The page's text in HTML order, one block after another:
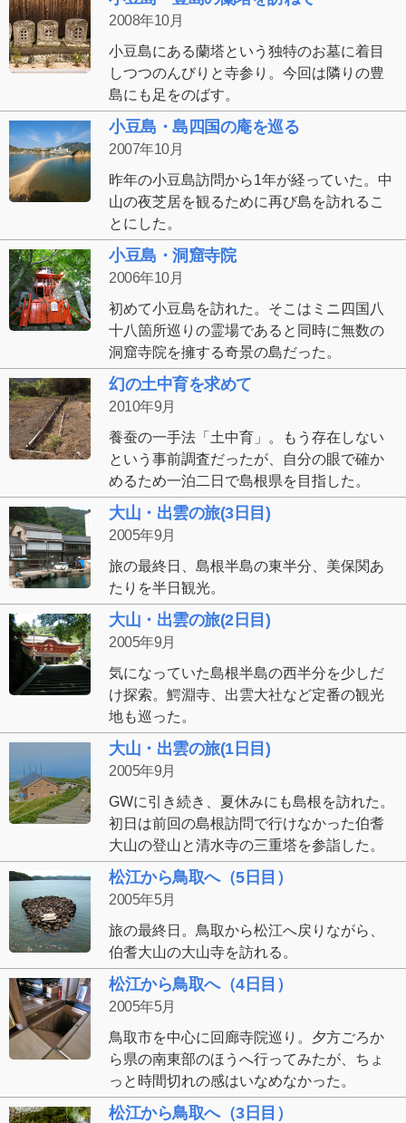
2008年10月
小豆島にある蘭塔という独特のお墓に着目
しつつのんびりと寺参り。今回は隣りの豊
島にも足をのばす。
小豆島・島四国の庵を巡る
2007年10月
昨年の小豆島訪問から1年が経っていた。中
山の夜芝居を観るために再び島を訪れるこ
とにした。
小豆島・洞窟寺院
2006年10月
初めて小豆島を訪れた。そこはミニ四国八
十八箇所巡りの霊場であると同時に無数の
洞窟寺院を擁する奇景の島だった。
幻の土中育を求めて
2010年9月
養蚕の一手法「土中育」。もう存在しない
という事前調査だったが、自分の眼で確か
めるため一泊二日で島根県を目指した。
大山・出雲の旅(3日目)
2005年9月
旅の最終日、島根半島の東半分、美保関あ
たりを半日観光。
大山・出雲の旅(2日目)
2005年9月
気になっていた島根半島の西半分を少しだ
け探索。鰐淵寺、出雲大社など定番の観光
地も巡った。
大山・出雲の旅(1日目)
2005年9月
GWに引き続き、夏休みにも島根を訪れた。
初日は前回の島根訪問で行けなかった伯耆
大山の登山と清水寺の三重塔を参詣した。
松江から鳥取へ（5日目）
2005年5月
旅の最終日。鳥取から松江へ戻りながら、
伯耆大山の大山寺を訪れる。
松江から鳥取へ（4日目）
2005年5月
鳥取市を中心に回廊寺院巡り。夕方ごろか
ら県の南東部のほうへ行ってみたが、ちょ
っと時間切れの感はいなめなかった。
松江から鳥取へ（3日目）